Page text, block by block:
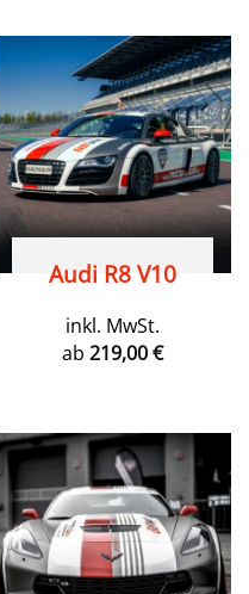
Audi R8 V10
inkl. MwSt.
ab 219,00€